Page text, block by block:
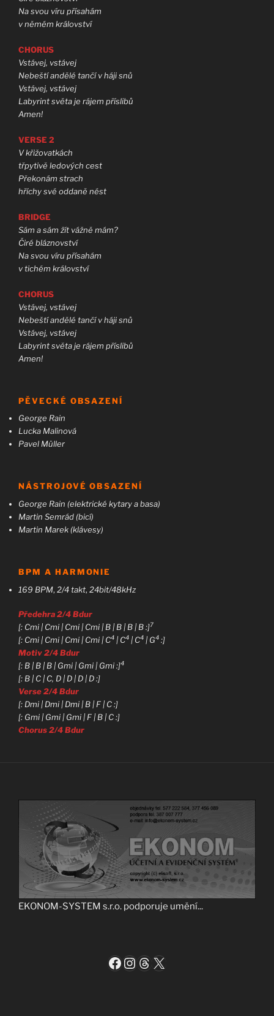
Na svou víru přísahám
v němém království
CHORUS
Vstávej, vstávej
Nebeští andělé tančí v háji snů
Vstávej, vstávej
Labyrint světa je rájem příslibů
Amen!
VERSE 2
V křižovatkách
třpytivě ledových cest
Překonám strach
hříchy své oddaně nést
BRIDGE
Sám a sám žít vážně mám?
Čiré bláznovství
Na svou víru přísahám
v tichém království
CHORUS
Vstávej, vstávej
Nebeští andělé tančí v háji snů
Vstávej, vstávej
Labyrint světa je rájem příslibů
Amen!
PĚVECKÉ OBSAZENÍ
George Rain
Lucka Malinová
Pavel Müller
NÁSTROJOVÉ OBSAZENÍ
George Rain (elektrické kytary a basa)
Martin Semrád (bicí)
Martin Marek (klávesy)
BPM A HARMONIE
169 BPM, 2/4 takt, 24bit/48kHz
Předehra 2/4 Bdur
[: Cmi | Cmi | Cmi | Cmi | B | B | B | B :]7
[: Cmi | Cmi | Cmi | Cmi | C4 | C4 | C4 | G4 :]
Motiv 2/4 Bdur
[: B | B | B | Gmi | Gmi | Gmi :]4
[: B | C | C, D | D | D | D :]
Verse 2/4 Bdur
[: Dmi | Dmi | Dmi | B | F | C :]
[: Gmi | Gmi | Gmi | F | B | C :]
Chorus 2/4 Bdur
EKONOM-SYSTEM s.r.o. podporuje umění...
Facebook
Instagram
Threads
X